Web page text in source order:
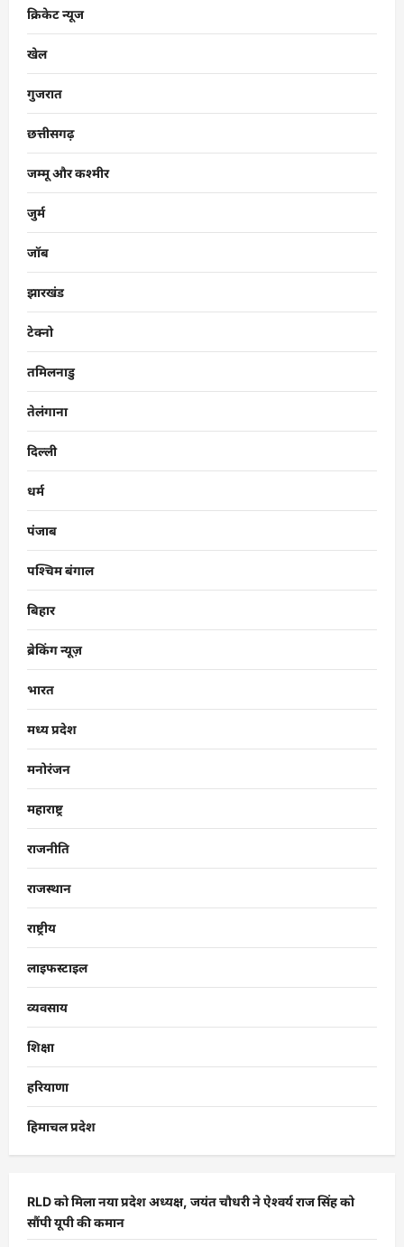
क्रिकेट न्यूज
खेल
गुजरात
छत्तीसगढ़
जम्मू और कश्मीर
जुर्म
जॉब
झारखंड
टेक्नो
तमिलनाडु
तेलंगाना
दिल्ली
धर्म
पंजाब
पश्चिम बंगाल
बिहार
ब्रेकिंग न्यूज़
भारत
मध्य प्रदेश
मनोरंजन
महाराष्ट्र
राजनीति
राजस्थान
राष्ट्रीय
लाइफस्टाइल
व्यवसाय
शिक्षा
हरियाणा
हिमाचल प्रदेश
RLD को मिला नया प्रदेश अध्यक्ष, जयंत चौधरी ने ऐश्वर्य राज सिंह को
सौंपी यूपी की कमान